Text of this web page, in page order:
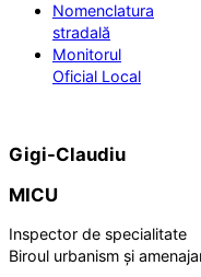
Nomenclatura
stradală
Monitorul
Oficial Local
Gigi-Claudiu
MICU
Inspector de specialitate
Biroul urbanism și